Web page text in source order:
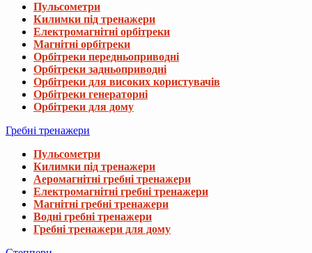
Пульсометри
Килимки під тренажери
Електромагнітні орбітреки
Магнітні орбітреки
Орбітреки передньоприводні
Орбітреки задньоприводні
Орбітреки для високих користувачів
Орбітреки генераторні
Орбітреки для дому
Гребні тренажери
Пульсометри
Килимки під тренажери
Аеромагнітні гребні тренажери
Електромагнітні гребні тренажери
Магнітні гребні тренажери
Водні гребні тренажери
Гребні тренажери для дому